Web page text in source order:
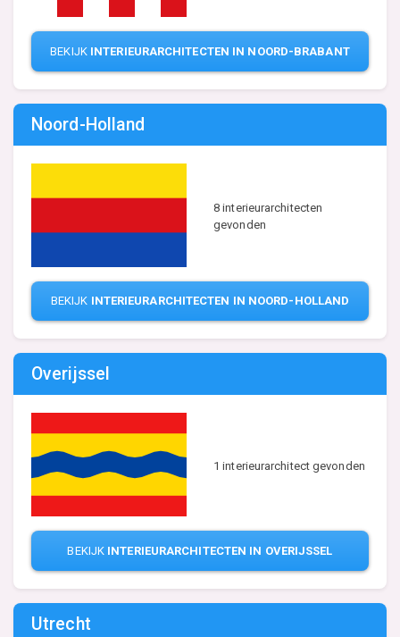
BEKIJK INTERIEURARCHITECTEN IN NOORD-BRABANT
Noord-Holland
8 interieurarchitecten
gevonden
BEKIJK INTERIEURARCHITECTEN IN NOORD-HOLLAND
Overijssel
1 interieurarchitect gevonden
BEKIJK INTERIEURARCHITECTEN IN OVERIJSSEL
Utrecht